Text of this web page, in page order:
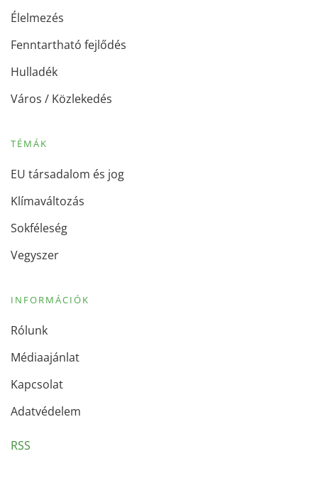
Élelmezés
Fenntartható fejlődés
Hulladék
Város / Közlekedés
TÉMÁK
EU társadalom és jog
Klímaváltozás
Sokféleség
Vegyszer
INFORMÁCIÓK
Rólunk
Médiaajánlat
Kapcsolat
Adatvédelem
RSS